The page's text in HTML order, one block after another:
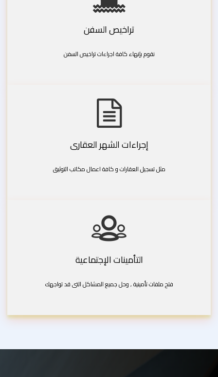
تراخيص السفن
نقوم بإنهاء كافة اجراءات تراخيص السفن
إجراءات الشهر العقارى
مثل تسجيل العقارات و كافة اعمال مكاتب التوثيق
التأمينات الإجتماعية
فتح ملفات تأمينية , وحل جميع المشاكل التى قد تواجهك